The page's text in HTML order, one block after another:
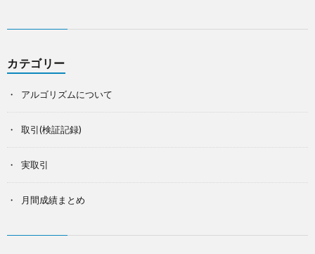
カテゴリー
アルゴリズムについて
取引(検証記録)
実取引
月間成績まとめ